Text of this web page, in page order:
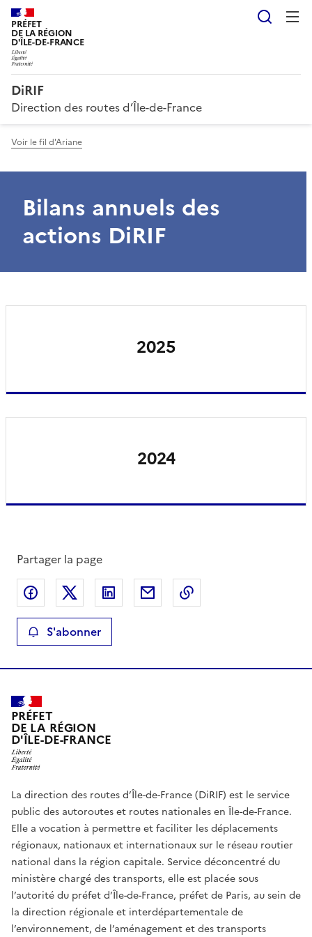
PRÉFET
DE LA RÉGION
D'ÎLE-DE-FRANCE
DiRIF
Direction des routes d’Île-de-France
Voir le fil d'Ariane
Bilans annuels des
actions DiRIF
2025
2024
Partager la page
Partager sur Facebook
Partager sur XPartager sur LinkedIn
Partager par email
S'abonner
PRÉFET
DE LA RÉGION
D'ÎLE-DE-FRANCE
La direction des routes d’Île-de-France (DiRIF) est le service
public des autoroutes et routes nationales en Île-de-France.
Elle a vocation à permettre et faciliter les déplacements
régionaux, nationaux et internationaux sur le réseau routier
national dans la région capitale. Service déconcentré du
ministère chargé des transports, elle est placée sous
l’autorité du préfet d’Île-de-France, préfet de Paris, au sein de
la direction régionale et interdépartementale de
l’environnement, de l’aménagement et des transports